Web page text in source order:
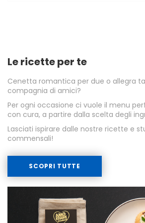
Le ricette per te
Cenetta romantica per due o allegra
compagnia di amici?
Per ogni occasione ci vuole il menu
con cura, a partire dalla scelta degli
Lasciati ispirare dalle nostre ricette e
commensali!
SCOPRI TUTTE